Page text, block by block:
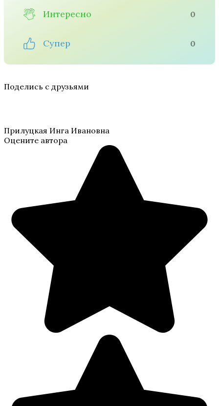
Интересно 0
Супер 0
Поделись с друзьями
Прилуцкая Инга Ивановна
Оцените автора